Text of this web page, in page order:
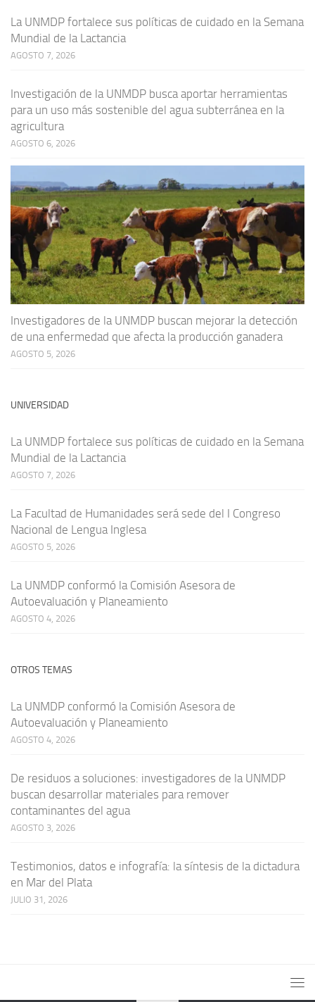
La UNMDP fortalece sus políticas de cuidado en la Semana
Mundial de la Lactancia
AGOSTO 7, 2026
Investigación de la UNMDP busca aportar herramientas
para un uso más sostenible del agua subterránea en la
agricultura
AGOSTO 6, 2026
Investigadores de la UNMDP buscan mejorar la detección
de una enfermedad que afecta la producción ganadera
AGOSTO 5, 2026
UNIVERSIDAD
La UNMDP fortalece sus políticas de cuidado en la Semana
Mundial de la Lactancia
AGOSTO 7, 2026
La Facultad de Humanidades será sede del I Congreso
Nacional de Lengua Inglesa
AGOSTO 5, 2026
La UNMDP conformó la Comisión Asesora de
Autoevaluación y Planeamiento
AGOSTO 4, 2026
OTROS TEMAS
La UNMDP conformó la Comisión Asesora de
Autoevaluación y Planeamiento
AGOSTO 4, 2026
De residuos a soluciones: investigadores de la UNMDP
buscan desarrollar materiales para remover
contaminantes del agua
AGOSTO 3, 2026
Testimonios, datos e infografía: la síntesis de la dictadura
en Mar del Plata
JULIO 31, 2026